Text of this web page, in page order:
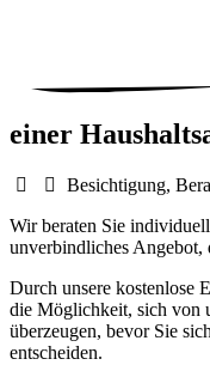
einer
Besichtigung,
Wir beraten Sie
unverbindliches Angebot,
Durch unsere kostenlose
die Möglichkeit, sich von
überzeugen, bevor Sie
entscheiden.